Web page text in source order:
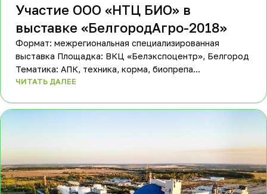
Участие ООО «НТЦ БИО» в
выставке «БелгородАгро-2018»
Формат: межрегиональная специализированная
выставка Площадка: ВКЦ «Белэкспоцентр», Белгород
Тематика: АПК, техника, корма, биопрепа...
ЧИТАТЬ ДАЛЕЕ